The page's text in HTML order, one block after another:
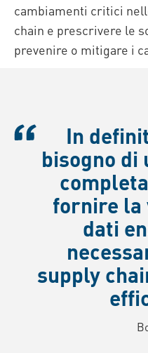
cambiamenti critici
chain e prescrivere le
prevenire o mitigare i
In
bisogno di
fornire la
dati
supply